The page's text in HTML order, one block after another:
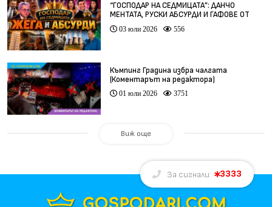
“ГОСПОДАР НА СЕДМИЦАТА”: ДАНЧО
МЕНТАТА, РУСКИ АБСУРДИ И ГАФОВЕ ОТ
ЦЯЛ СВЯТ
03 юли 2026 556
Къмпинг Градина избра чалгата
(Коментарът на редактора)
01 юли 2026 3751
Виж още
За сигнали: 3333